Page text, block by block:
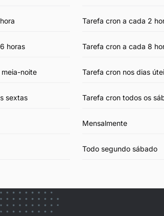
Tarefa cron a cada 2
horas Tarefa cron a cada 8
noite Tarefa cron nos dias
sextas Tarefa cron todos os
Mensalmente
Todo segundo sábado